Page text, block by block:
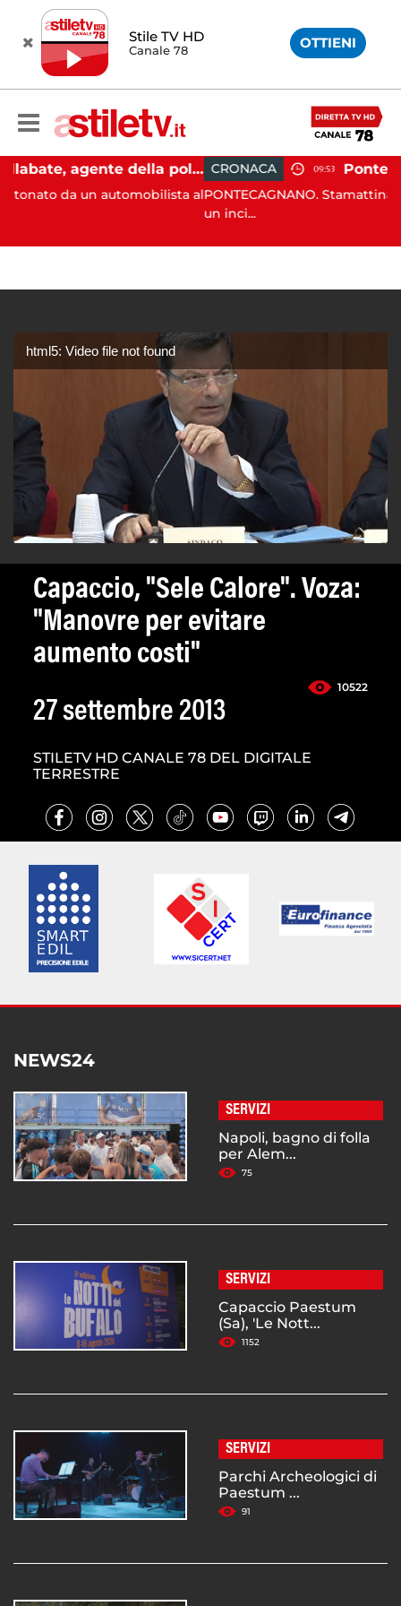
Stile TV HD
Canale 78 OTTIENI
Castellabate, agente della polizia locale aggredito per una multa: turista denunciato
automobilista al
CRONACA 09:53
PONTECAGNANO. Stamattina dopo le 8:30
html5: Video file not found
Capaccio, "Sele Calore". Voza:
"Manovre per evitare
aumento costi"
10522
27 settembre 2013
STILETV HD CANALE 78 DEL DIGITALE
TERRESTRE
NEWS24
SERVIZI
Napoli, bagno di folla
per Alem...
75
SERVIZI
Capaccio Paestum
(Sa), 'Le Nott...
1152
SERVIZI
Parchi Archeologici di
Paestum ...
91